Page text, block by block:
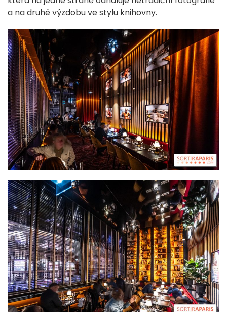
a na druhé výzdobu ve stylu knihovny.